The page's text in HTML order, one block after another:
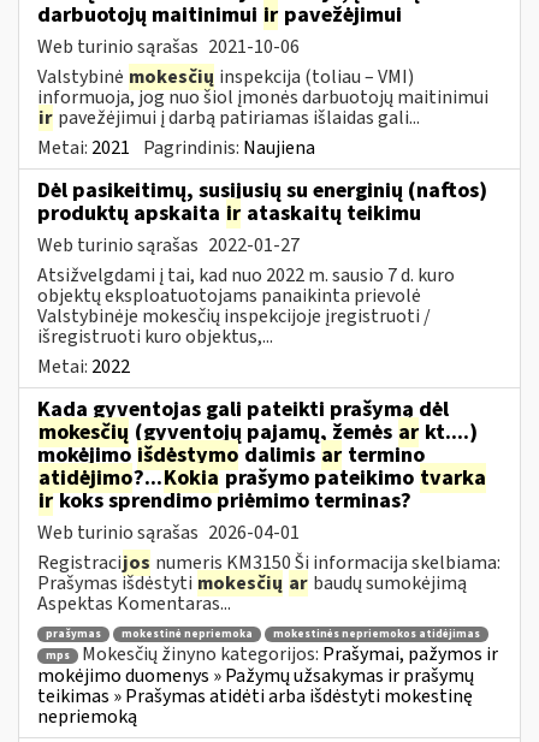
darbuotojų maitinimui ir pavežėjimui
Web turinio sąrašas 2021-10-06
Valstybinė mokesčių inspekcija (toliau – VMI)
informuoja, jog nuo šiol įmonės darbuotojų maitinimui
ir pavežėjimui į darbą patiriamas išlaidas gali...
Metai: 2021 Pagrindinis: Naujiena
Dėl pasikeitimų, susijusių su energinių (naftos)
produktų apskaita ir ataskaitų teikimu
Web turinio sąrašas 2022-01-27
Atsižvelgdami į tai, kad nuo 2022 m. sausio 7 d. kuro
objektų eksploatuotojams panaikinta prievolė
Valstybinėje mokesčių inspekcijoje įregistruoti /
išregistruoti kuro objektus,...
Metai: 2022
Kada gyventojas gali pateikti prašymą dėl
mokesčių (gyventojų pajamų, žemės ar kt....)
mokėjimo išdėstymo dalimis ar termino
atidėjimo?...Kokiaprašymo pateikimo tvarka
irkoks sprendimo priėmimo terminas?
Web turinio sąrašas 2026-04-01
Registracijos numeris KM3150 Ši informacija skelbiama:
Prašymas išdėstyti mokesčių ar baudų sumokėjimą
Aspektas Komentaras...
prašymas mokestinė nepriemoka
mokestinės nepriemokos atidėjimas
mps
Mokesčių žinyno kategorijos: Prašymai, pažymos ir
mokėjimo duomenys » Pažymų užsakymas ir prašymų
teikimas » Prašymas atidėti arba išdėstyti mokestinę
nepriemoką